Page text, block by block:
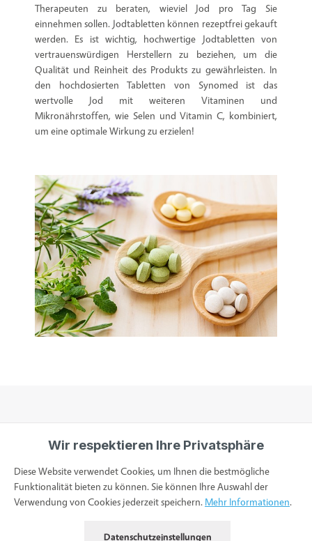
Therapeuten zu beraten, wieviel Jod pro Tag Sie
einnehmen sollen. Jodtabletten können rezeptfrei gekauft
werden. Es ist wichtig, hochwertige Jodtabletten von
vertrauenswürdigen Herstellern zu beziehen, um die
Qualität und Reinheit des Produkts zu gewährleisten. In
den hochdosierten Tabletten von Synomed ist das
wertvolle Jod mit weiteren Vitaminen und
Mikronährstoffen, wie Selen und Vitamin C, kombiniert,
um eine optimale Wirkung zu erzielen!
Informationen
Wir respektieren Ihre Privatsphäre
Diese Website verwendet Cookies, um Ihnen die bestmögliche
Funktionalität bieten zu können. Sie können Ihre Auswahl der
Verwendung von Cookies jederzeit speichern. Mehr Informationen.
Datenschutzeinstellungen